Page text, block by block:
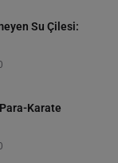
Su Çilesi:
Karate